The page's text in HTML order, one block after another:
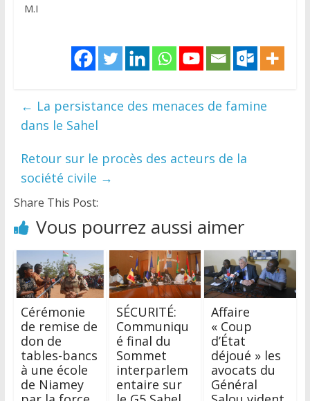
M.I
← La persistance des menaces de famine
dans le Sahel
Retour sur le procès des acteurs de la
société civile →
Share This Post:
Vous pourrez aussi aimer
Cérémonie
de remise de
don de
tables-bancs
à une école
de Niamey
SÉCURITÉ:
Communiqu
é final du
Sommet
interparlem
entaire sur
Affaire
« Coup
d’État
déjoué » les
avocats du
Général